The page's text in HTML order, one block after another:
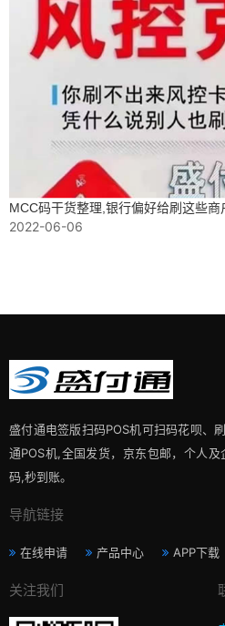
MCC码干货整理,银行偏好给刷这些商
2022-06-06
盛付通电签版扫码POS机可扫码花呗、
通POS机,全国发货，京东包邮，个人
码,秒到账。
导航链接
在线申请 产品中心 APP下载
关注我们